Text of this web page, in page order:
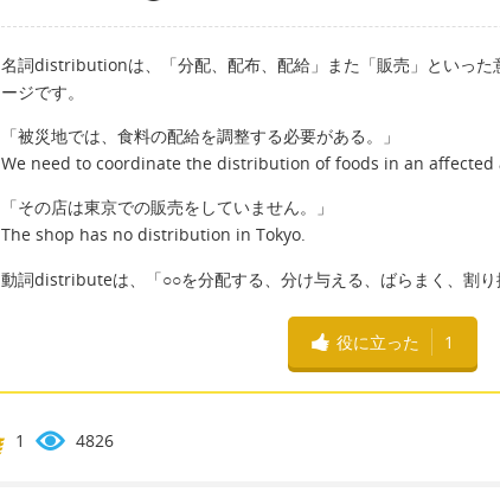
名詞distributionは、「分配、配布、配給」また「販売」といった
ージです。
「被災地では、食料の配給を調整する必要がある。」
We need to coordinate the distribution of foods in an affected
「その店は東京での販売をしていません。」
The shop has no distribution in Tokyo.
動詞distributeは、「○○を分配する、分け与える、ばらまく、割り
役に立った 1
1 4826